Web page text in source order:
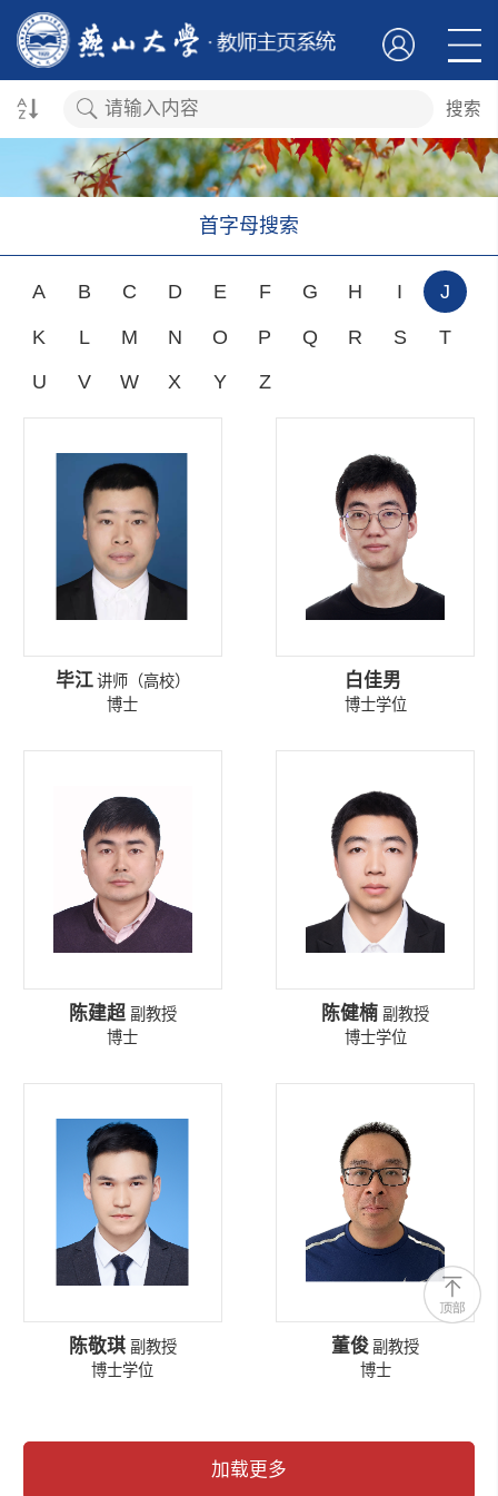
搜索
首字母搜索
A B C D E F G H I J
K L M N O P Q R S T
U V W X Y Z
毕江 讲师（高校）
博士
白佳男
博士学位
陈建超 副教授
博士
陈健楠 副教授
博士学位
陈敬琪 副教授
博士学位
董俊 副教授
博士
加载更多